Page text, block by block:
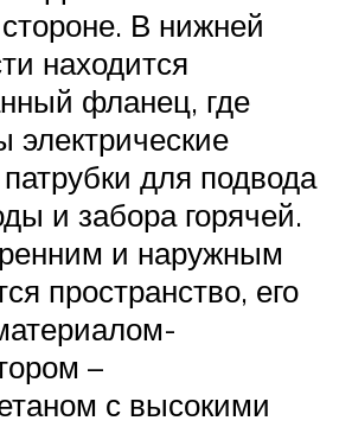
В нижней
находится
фланец, где
электрические
для подвода
и забора горячей.
и наружным
пространство, его
–
с высокими